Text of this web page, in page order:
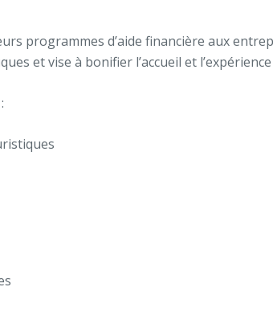
programmes d’aide financière aux
et vise à bonifier l’accueil et